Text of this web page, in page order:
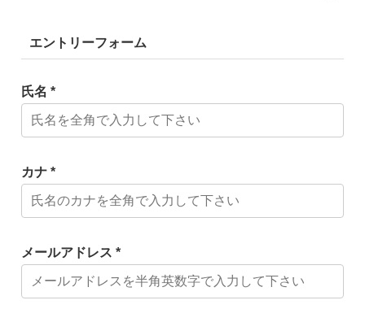
エントリーフォーム
氏名 *
カナ *
メールアドレス *